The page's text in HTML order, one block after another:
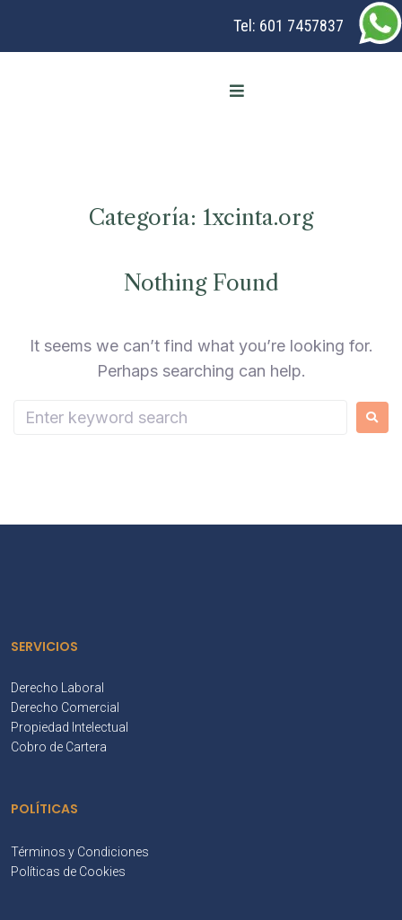
Tel: 601 7457837
Categoría: 1xcinta.org
Nothing Found
It seems we can’t find what you’re looking for.
Perhaps searching can help.
SERVICIOS
Derecho Laboral
Derecho Comercial
Propiedad Intelectual
Cobro de Cartera
POLÍTICAS
Términos y Condiciones
Políticas de Cookies